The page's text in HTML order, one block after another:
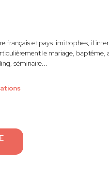
français et pays limitrophes, il
le mariage, baptême,
séminaire...